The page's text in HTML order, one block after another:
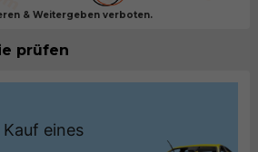
& Weitergeben verboten.
prüfen